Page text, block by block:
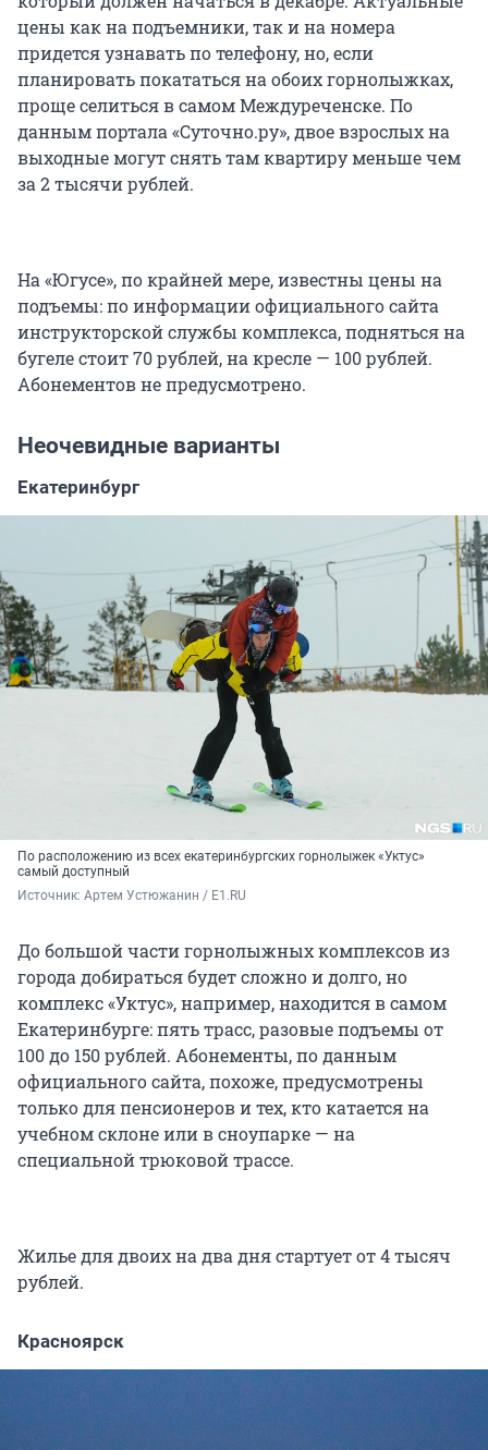
цены как на подъемники, так и на номера
придется узнавать по телефону, но, если
планировать покататься на обоих горнолыжках,
проще селиться в самом Междуреченске. По
данным портала «Суточно.ру», двое взрослых на
выходные могут снять там квартиру меньше чем
за 2 тысячи рублей.
На «Югусе», по крайней мере, известны цены на
подъемы: по информации официального сайта
инструкторской службы комплекса, подняться на
бугеле стоит 70 рублей, на кресле — 100 рублей.
Абонементов не предусмотрено.
Неочевидные варианты
Екатеринбург
По расположению из всех екатеринбургских горнолыжек «Уктус»
самый доступный
Источник: Артем Устюжанин / E1.RU
До большой части горнолыжных комплексов из
города добираться будет сложно и долго, но
комплекс «Уктус», например, находится в самом
Екатеринбурге: пять трасс, разовые подъемы от
100 до 150 рублей. Абонементы, по данным
официального сайта, похоже, предусмотрены
только для пенсионеров и тех, кто катается на
учебном склоне или в сноупарке — на
специальной трюковой трассе.
Жилье для двоих на два дня стартует от 4 тысяч
рублей.
Красноярск